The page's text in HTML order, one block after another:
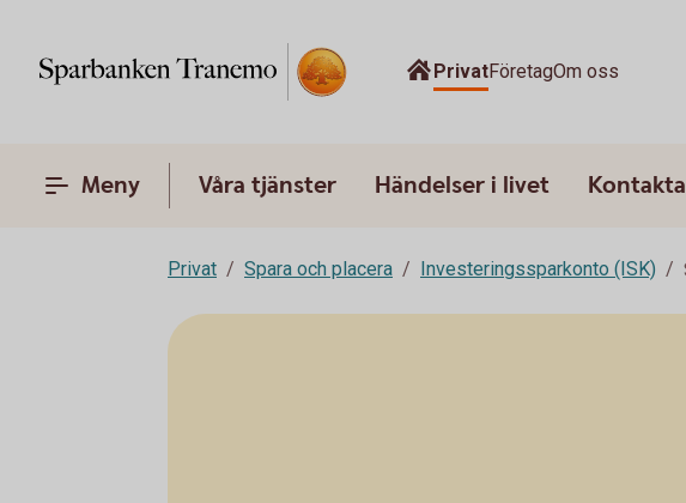
PrivatFöretagOm oss
Meny Våra tjänster Händelser i livet
Privat Spara och placera Investeringssparkonto (ISK)